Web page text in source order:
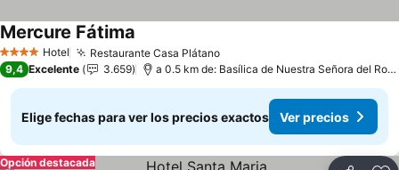
4 EstrellasHotel Restaurante Casa PlátanoVer precios
Mercure Fátima
9,4 Excelente 3.659 a 0.5 km de: Basílica de Nuestra Señora del
Elige fechas para ver los precios exactos Ver precios
Opción destacada